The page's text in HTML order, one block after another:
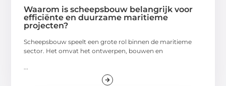
Waarom is scheepsbouw belangrijk voor
efficiënte en duurzame maritieme
projecten?
Scheepsbouw speelt een grote rol binnen de maritieme
sector. Het omvat het ontwerpen, bouwen en
...